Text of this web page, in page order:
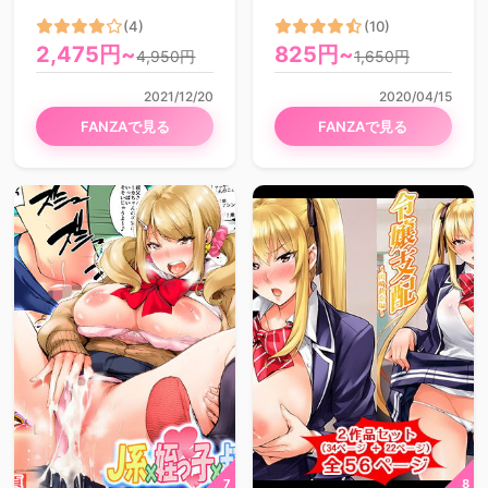
(4)
2,475円~4,950円
FANZAで見る
2021/12/20
(10)
825円~1,650円
FANZAで見る
2020/04/15